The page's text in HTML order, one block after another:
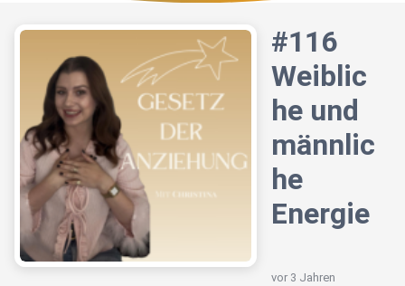
#116
Weiblic
he und
männlic
he
Energie
vor 3 Jahren